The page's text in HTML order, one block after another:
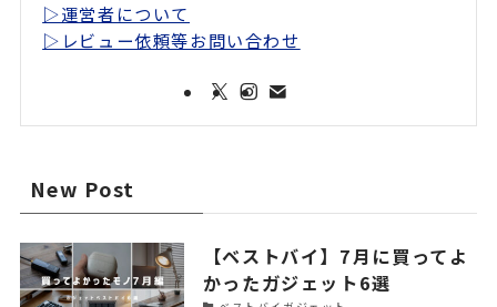
▷運営者について
▷レビュー依頼等お問い合わせ
New Post
【ベストバイ】7月に買ってよ
かったガジェット6選